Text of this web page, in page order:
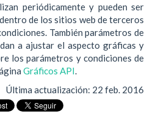
periódicamente y pueden ser
de los sitios web de terceros
También parámetros de
a ajustar el aspecto gráficas y
los parámetros y condiciones de
Gráficos API.
Última actualización: 22 feb. 2016